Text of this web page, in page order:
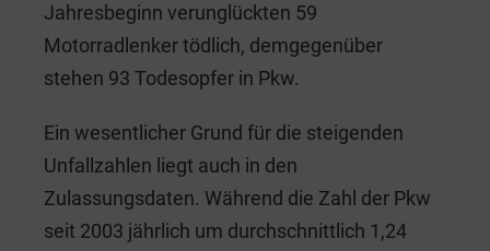
Jahresbeginn verunglückten 59
Motorradlenker tödlich, demgegenüber
stehen 93 Todesopfer in Pkw.
Ein wesentlicher Grund für die steigenden
Unfallzahlen liegt auch in den
Zulassungsdaten. Während die Zahl der Pkw
seit 2003 jährlich um durchschnittlich 1,24